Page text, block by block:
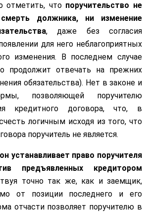
отметить, что поручительство не
должника, ни изменение
, даже без согласия
для него неблагоприятных
изменения. В последнем случае
продолжит отвечать на прежних
обязательства). Нет в законе и
позволяющей поручителю
кредитного договора, что, в
логичным исходя из того, что
поручитель не является.
устанавливает право поручителя
предъявленных кредитором
точно так же, как и заемщик,
от позиции последнего и его
отчасти позволяет поручителю в